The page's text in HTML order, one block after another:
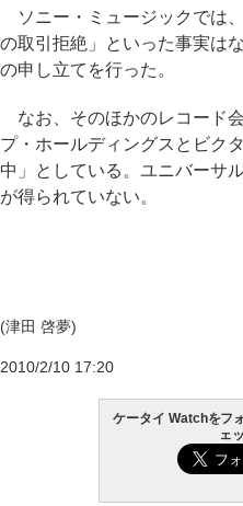
ソニー・ミュージックでは
の取引拒絶」といった事実は
の申し立てを行った。
なお、そのほかのレコード
プ・ホールディングスとビク
中」としている。ユニバーサ
が得られていない。
(津田 啓夢)
2010/2/10 17:20
ケータイ Watchをフ
ェ